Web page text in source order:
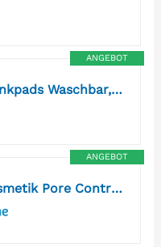
ANGEBOT
LOPHE Abschminkpads Waschbar, 24 Stück Wattepads Wiederverwendbar aus Kristallsamt, Abschminken Stilleinlagen mit Wäschesack, Cotton Pads Nachhaltig Abschminktücher für Gesichtsreinigung (Grün)
ANGEBOT
SANTE Naturkosmetik Pore Control Feste Gesichtsreinigung - 60 g - porentiefe Reinigung für Mischhaut - mit BHA, Niacinamid-Effect & Bio-Grüner Tee - seifenfrei & dermatologisch getestet